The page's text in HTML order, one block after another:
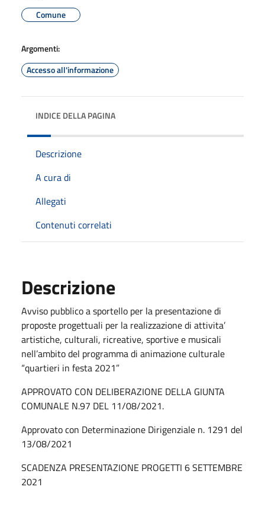
Comune
Argomenti:
Accesso all'informazione
INDICE DELLA PAGINA
Descrizione
A cura di
Allegati
Contenuti correlati
Descrizione
Avviso pubblico a sportello per la presentazione di
proposte progettuali per la realizzazione di attivita’
artistiche, culturali, ricreative, sportive e musicali
nell’ambito del programma di animazione culturale
“quartieri in festa 2021”
APPROVATO CON DELIBERAZIONE DELLA GIUNTA
COMUNALE N.97 DEL 11/08/2021.
Approvato con Determinazione Dirigenziale n. 1291 del
13/08/2021
SCADENZA PRESENTAZIONE PROGETTI 6 SETTEMBRE
2021